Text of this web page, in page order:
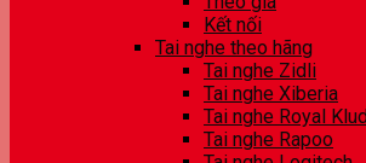
Kết nối
Tai nghe theo hãng
Tai nghe Zidli
Tai nghe Xiberia
Tai nghe Royal
Tai nghe Rapoo